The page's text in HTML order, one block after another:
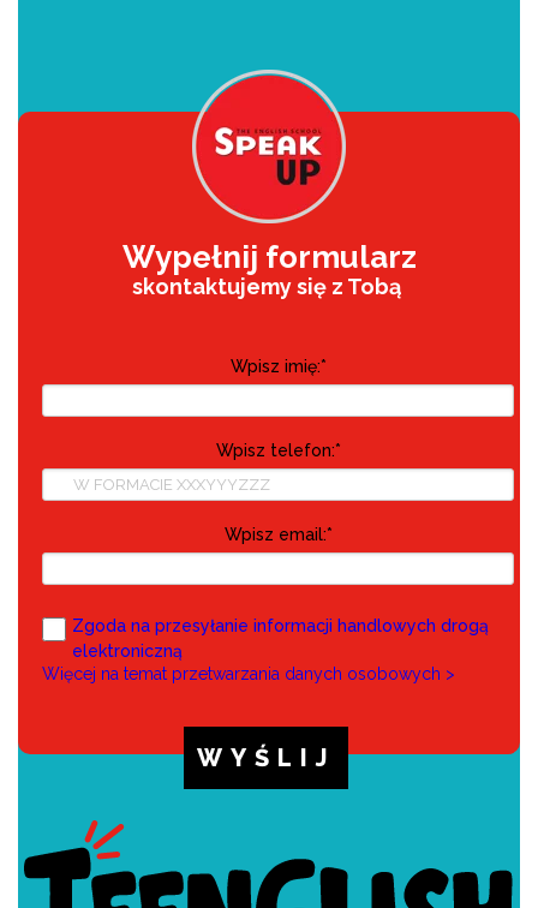
Wypełnij formularz
skontaktujemy się z Tobą
Wpisz imię:*
Wpisz telefon:*
Wpisz email:*
Zgoda na przesyłanie informacji handlowych drogą
elektroniczną
Więcej na temat przetwarzania danych osobowych >